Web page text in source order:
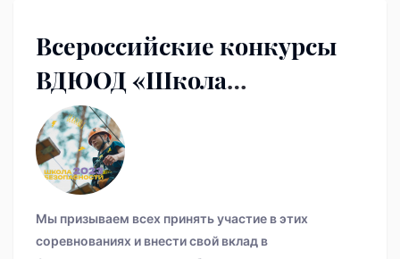
Всероссийские конкурсы
ВДЮОД «Школа
безопасности». УЧАСТВУЙ
И ПОБЕЖДАЙ!
Мы призываем всех принять участие в этих
соревнованиях и внести свой вклад в